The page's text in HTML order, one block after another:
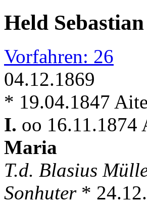
Held Sebastian
Vorfahren: 26
04.12.1869
* 19.04.1847
I. oo 16.11.1874
Maria
T.d. Blasius
Sonhuter *